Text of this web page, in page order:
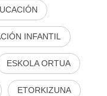
INFANTIL
ESKOLA ORTUA
ETORKIZUNA